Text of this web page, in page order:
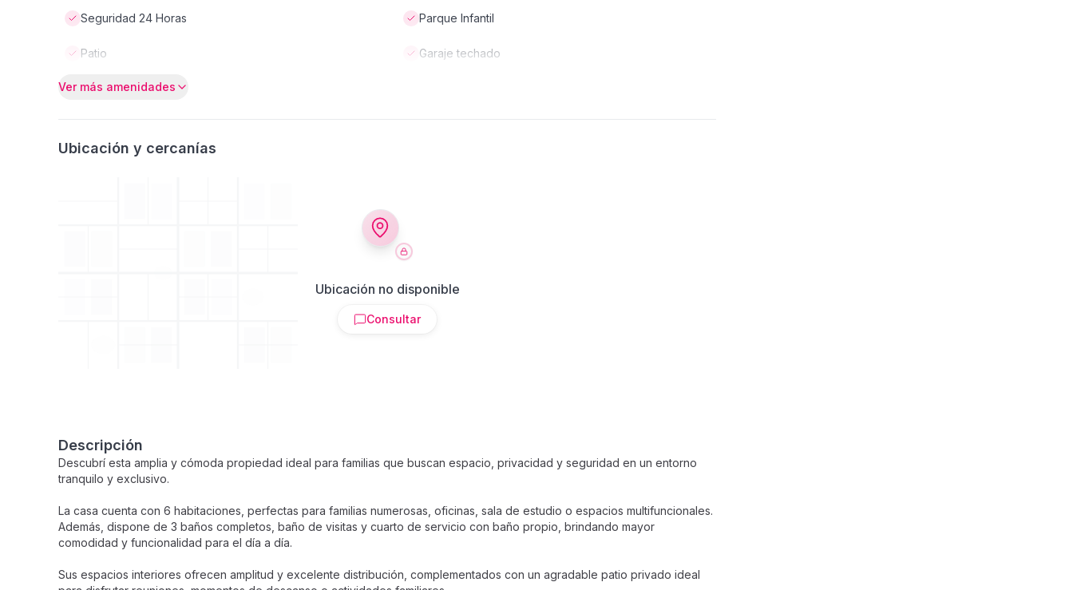
Seguridad 24 Horas Parque Infantil
Patio Garaje techado
Ver más amenidades
Ubicación y cercanías
Ubicación no disponible
Consultar
Descripción
Descubrí esta amplia y cómoda propiedad ideal para familias que buscan espacio, privacidad y seguridad en un entorno
tranquilo y exclusivo.
La casa cuenta con 6 habitaciones, perfectas para familias numerosas, oficinas, sala de estudio o espacios multifuncionales.
Además, dispone de 3 baños completos, baño de visitas y cuarto de servicio con baño propio, brindando mayor
comodidad y funcionalidad para el día a día.
Sus espacios interiores ofrecen amplitud y excelente distribución, complementados con un agradable patio privado ideal